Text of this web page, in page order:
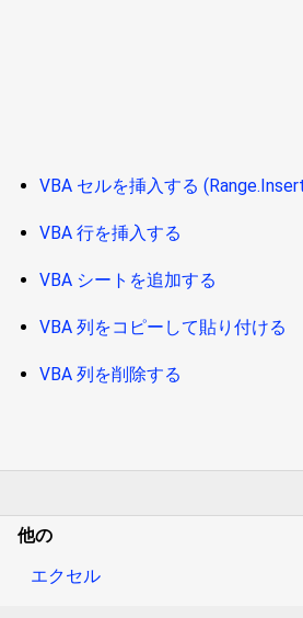
VBA セルを挿入する
VBA 行を挿入する
VBA シートを追加する
VBA 列をコピーして貼り付ける
VBA 列を削除する
他の
エクセル